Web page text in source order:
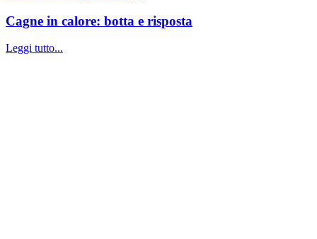
Cagne in calore: botta e risposta
Leggi tutto...